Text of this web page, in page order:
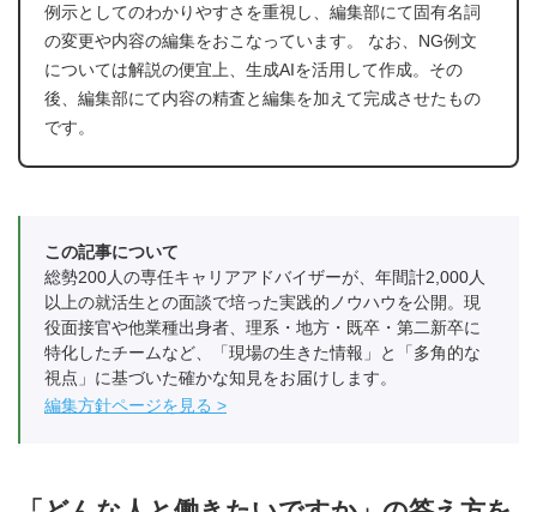
例示としてのわかりやすさを重視し、編集部にて固有名詞
の変更や内容の編集をおこなっています。 なお、NG例文
については解説の便宜上、生成AIを活用して作成。その
後、編集部にて内容の精査と編集を加えて完成させたもの
です。
この記事について
総勢200人の専任キャリアアドバイザーが、年間計2,000人
以上の就活生との面談で培った実践的ノウハウを公開。現
役面接官や他業種出身者、理系・地方・既卒・第二新卒に
特化したチームなど、「現場の生きた情報」と「多角的な
視点」に基づいた確かな知見をお届けします。
編集方針ページを見る